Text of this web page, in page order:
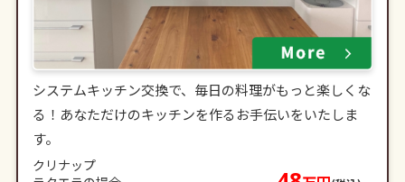
システムキッチン交換で、毎日の料理がもっと楽しくな
る！あなただけのキッチンを作るお手伝いをいたしま
す。
クリナップ